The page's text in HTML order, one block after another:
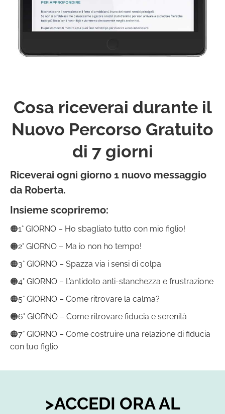
Cosa riceverai durante il
Nuovo Percorso Gratuito
di 7 giorni
Riceverai ogni giorno 1 nuovo messaggio
da Roberta.
Insieme scopriremo:
🟠1° GIORNO – Ho sbagliato tutto con mio figlio!
🟠2° GIORNO – Ma io non ho tempo!
🟠3° GIORNO – Spazza via i sensi di colpa
🟠4° GIORNO – L’antidoto anti-stanchezza e frustrazione
🟠5° GIORNO – Come ritrovare la calma?
🟠6° GIORNO – Come ritrovare fiducia e serenità
🟠7° GIORNO – Come costruire una relazione di fiducia
con tuo figlio
>ACCEDI ORA AL